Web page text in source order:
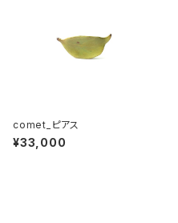
comet_ピアス
¥33,000